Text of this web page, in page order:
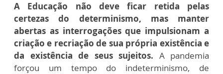
A Educação não deve ficar retida pelas
certezas do determinismo, mas manter
abertas as interrogações que impulsionam a
criação e recriação de sua própria existência e
da existência de seus sujeitos. A pandemia
forçou um tempo do indeterminismo, de